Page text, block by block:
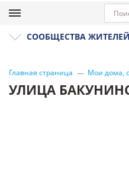
СООБЩЕСТВА ЖИТЕЛЕЙ
Главная страница Мои дома,
УЛИЦА